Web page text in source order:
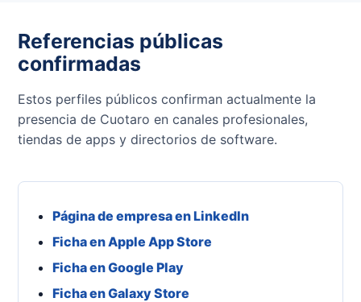
Referencias públicas
confirmadas
Estos perfiles públicos confirman actualmente la
presencia de Cuotaro en canales profesionales,
tiendas de apps y directorios de software.
Página de empresa en LinkedIn
Ficha en Apple App Store
Ficha en Google Play
Ficha en Galaxy Store